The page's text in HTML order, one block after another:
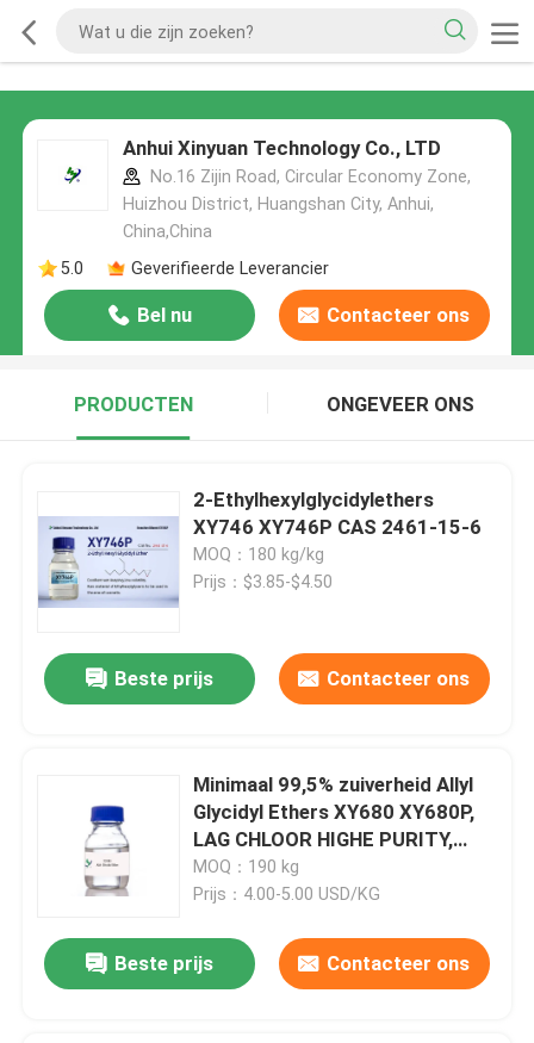
Anhui Xinyuan Technology Co., LTD
No.16 Zijin Road, Circular Economy Zone,
Huizhou District, Huangshan City, Anhui,
China,China
5.0
Geverifieerde Leverancier
Bel nu Contacteer ons
PRODUCTEN ONGEVEER ONS
2-Ethylhexylglycidylethers
XY746 XY746P CAS 2461-15-6
MOQ：180 kg/kg
Prijs：$3.85-$4.50
Beste prijs Contacteer ons
Minimaal 99,5% zuiverheid Allyl
Glycidyl Ethers XY680 XY680P,
LAG CHLOOR HIGHE PURITY,
CAS 106-92-3,
CH2=CHCH2OCH2 CHCH2 O MF,
EN Koppelingsmiddel
MOQ：190 kg
Prijs：4.00-5.00 USD/KG
Beste prijs Contacteer ons